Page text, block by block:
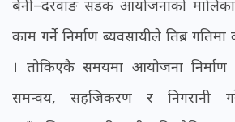
बेनी–दरवाङ सडक आयोजनाको
काम गर्ने निर्माण ब्यवसायीले तिब्र
। तोकिएकै समयमा आयोजना निर्माण
समन्वय, सहजिकरण र निगरानी